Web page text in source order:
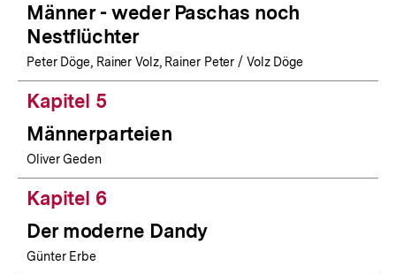
Männer - weder Paschas noch
Nestflüchter
Peter Döge, Rainer Volz, Rainer Peter / Volz Döge
Kapitel 5
Männerparteien
Oliver Geden
Kapitel 6
Der moderne Dandy
Günter Erbe